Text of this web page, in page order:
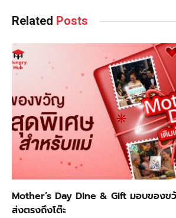
Related Posts
Mother’s Day Dine & Gift มอบของ
ส่งตรงถึงโต๊ะ